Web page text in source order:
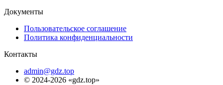
Документы
Пользовательское соглашение
Политика конфиденциальности
Контакты
admin@gdz.top
© 2024-2026 «gdz.top»